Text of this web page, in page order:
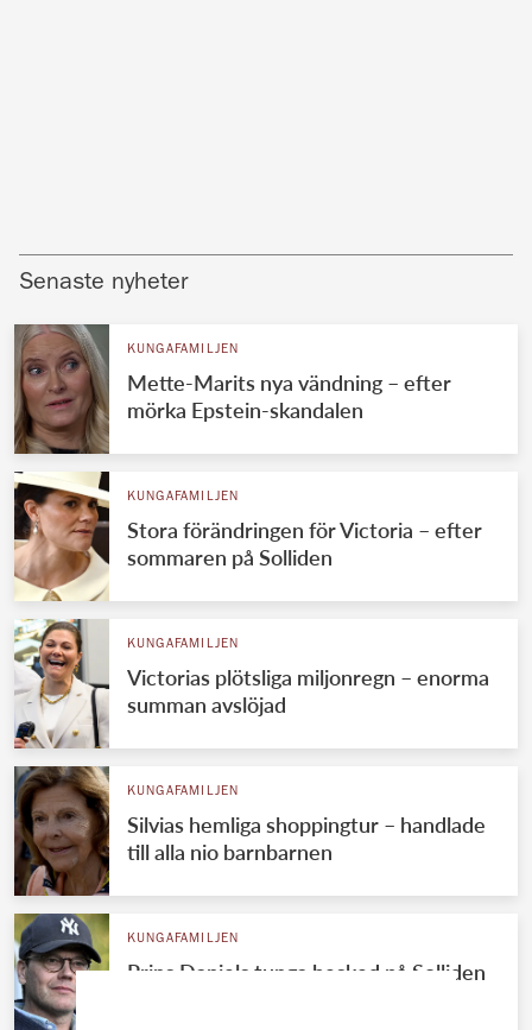
Senaste nyheter
KUNGAFAMILJEN
Mette-Marits nya vändning – efter
mörka Epstein-skandalen
KUNGAFAMILJEN
Stora förändringen för Victoria – efter
sommaren på Solliden
KUNGAFAMILJEN
Victorias plötsliga miljonregn – enorma
summan avslöjad
KUNGAFAMILJEN
Silvias hemliga shoppingtur – handlade
till alla nio barnbarnen
KUNGAFAMILJEN
Prins Daniels tunga besked på Solliden